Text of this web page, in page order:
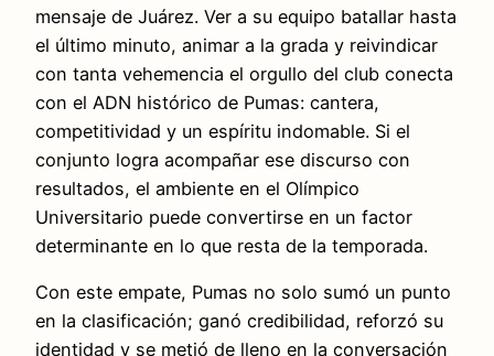
mensaje de Juárez. Ver a su equipo batallar hasta
el último minuto, animar a la grada y reivindicar
con tanta vehemencia el orgullo del club conecta
con el ADN histórico de Pumas: cantera,
competitividad y un espíritu indomable. Si el
conjunto logra acompañar ese discurso con
resultados, el ambiente en el Olímpico
Universitario puede convertirse en un factor
determinante en lo que resta de la temporada.
Con este empate, Pumas no solo sumó un punto
en la clasificación; ganó credibilidad, reforzó su
identidad y se metió de lleno en la conversación